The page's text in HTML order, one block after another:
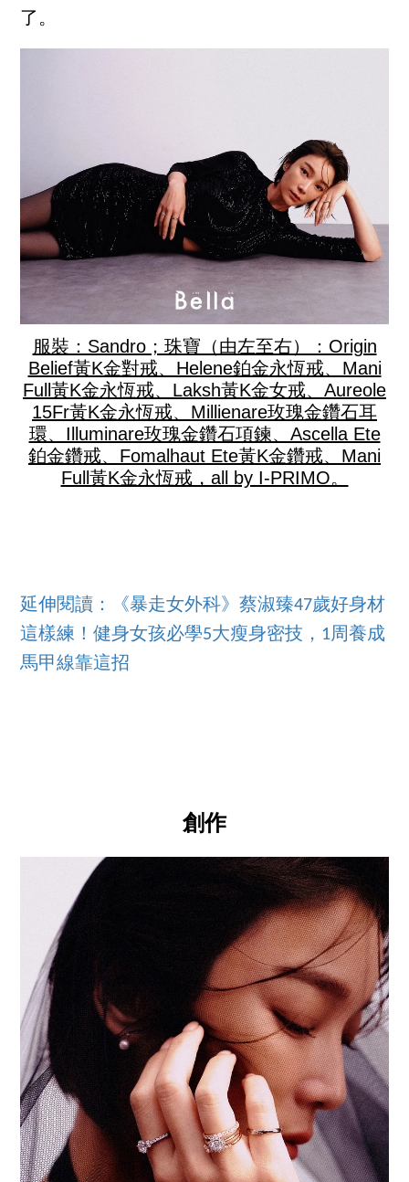
了。
服裝：Sandro；珠寶（由左至右）：Origin
Belief黃K金對戒、Helene鉑金永恆戒、Mani
Full黃K金永恆戒、Laksh黃K金女戒、Aureole
15Fr黃K金永恆戒、Millienare玫瑰金鑽石耳
環、Illuminare玫瑰金鑽石項鍊、Ascella Ete
鉑金鑽戒、Fomalhaut Ete黃K金鑽戒、Mani
Full黃K金永恆戒，all by I-PRIMO。
延伸閱讀：《暴走女外科》蔡淑臻47歲好身材
這樣練！健身女孩必學5大瘦身密技，1周養成
馬甲線靠這招
創作